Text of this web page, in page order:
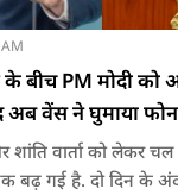
के बीच PM मोदी
अब वेंस ने घुमाया
शांति वार्ता को लेकर
बढ़ गई है. दो दिन के